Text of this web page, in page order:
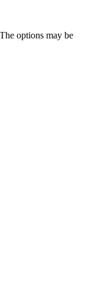
options may be